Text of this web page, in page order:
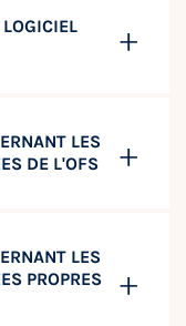
LES
DE L'OFS
LES
PROPRES